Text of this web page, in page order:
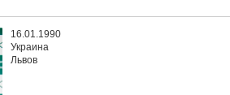
16.01.1990
Украина
Львов